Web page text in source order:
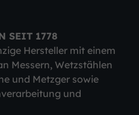
SEIT 1778
Hersteller mit einem
Messern, Wetzstählen
und Metzger sowie
und